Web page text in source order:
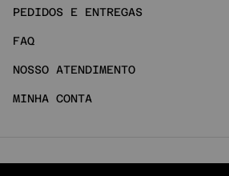
PEDIDOS E ENTREGAS
FAQ
NOSSO ATENDIMENTO
MINHA CONTA
Social